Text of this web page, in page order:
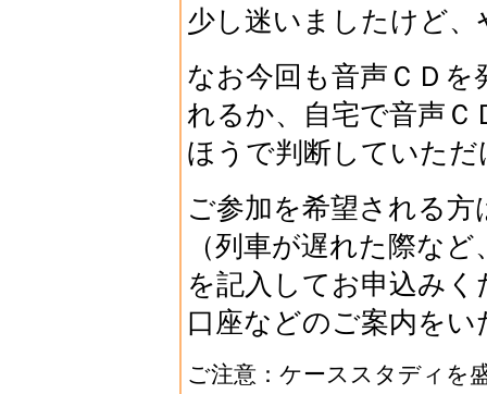
少し迷いましたけど
なお今回も音声ＣＤ
れるか、自宅で音声
ほうで判断していた
ご参加を希望される方
（列車が遅れた際な
を記入してお申込み
口座などのご案内をい
ご注意：ケーススタディを